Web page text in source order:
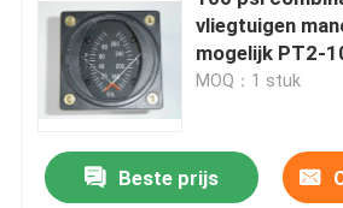
vliegtuigen
mogelijk PT2-
MOQ：1 stuk
Beste prijs